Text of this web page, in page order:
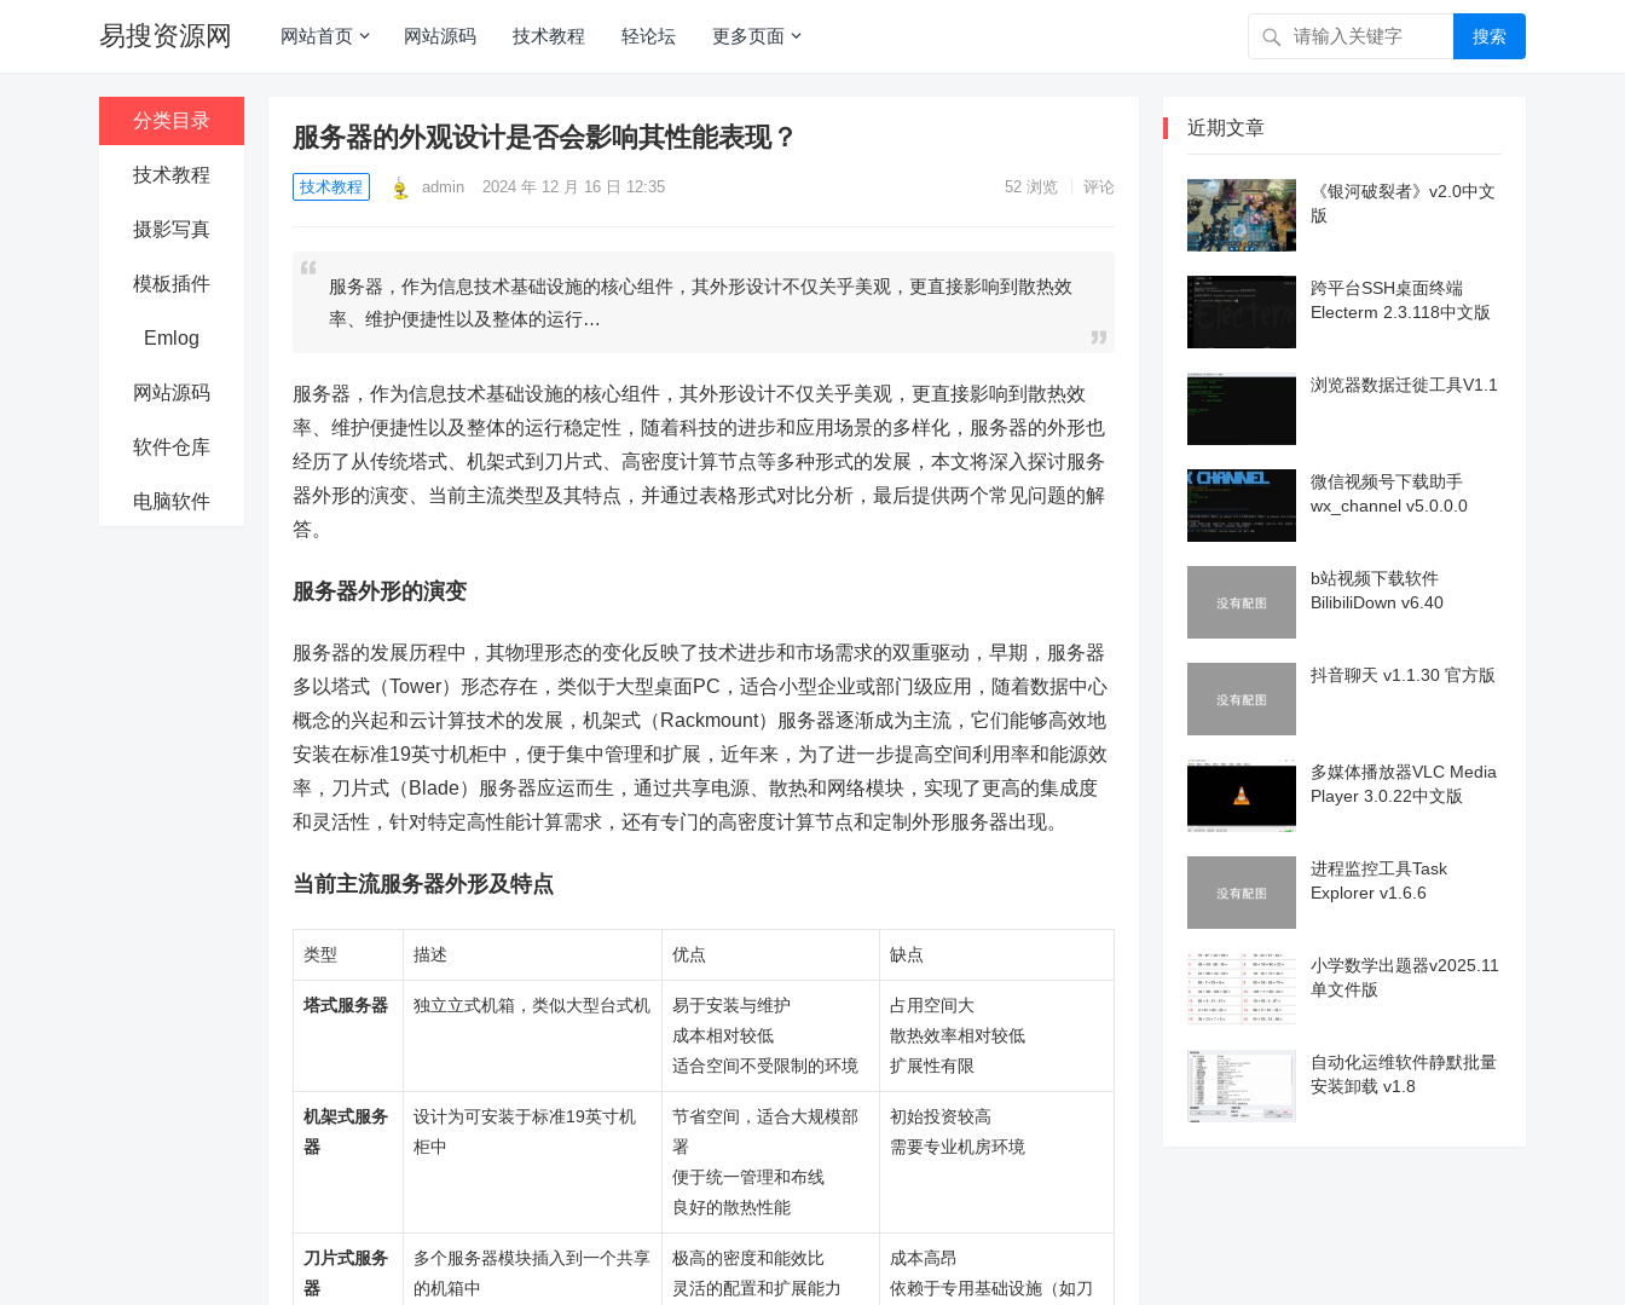
易搜资源网 网站首页 网站源码 技术教程 轻论坛 更多页面 搜索
分类目录
技术教程
摄影写真
模板插件
Emlog
网站源码
软件仓库
电脑软件
服务器的外观设计是否会影响其性能表现？
技术教程 admin 2024 年 12 月 16 日 12:35 52 浏览 评论
服务器，作为信息技术基础设施的核心组件，其外形设计不仅关乎美观，更直接影响到散热效
率、维护便捷性以及整体的运行…
服务器，作为信息技术基础设施的核心组件，其外形设计不仅关乎美观，更直接影响到散热效
率、维护便捷性以及整体的运行稳定性，随着科技的进步和应用场景的多样化，服务器的外形也
经历了从传统塔式、机架式到刀片式、高密度计算节点等多种形式的发展，本文将深入探讨服务
器外形的演变、当前主流类型及其特点，并通过表格形式对比分析，最后提供两个常见问题的解
答。
服务器外形的演变
服务器的发展历程中，其物理形态的变化反映了技术进步和市场需求的双重驱动，早期，服务器
多以塔式（Tower）形态存在，类似于大型桌面PC，适合小型企业或部门级应用，随着数据中心
概念的兴起和云计算技术的发展，机架式（Rackmount）服务器逐渐成为主流，它们能够高效地
安装在标准19英寸机柜中，便于集中管理和扩展，近年来，为了进一步提高空间利用率和能源效
率，刀片式（Blade）服务器应运而生，通过共享电源、散热和网络模块，实现了更高的集成度
和灵活性，针对特定高性能计算需求，还有专门的高密度计算节点和定制外形服务器出现。
当前主流服务器外形及特点
类型 描述 优点 缺点
塔式服务器 独立立式机箱，类似大型台式机
易于安装与维护
成本相对较低
适合空间不受限制的环境
占用空间大
散热效率相对较低
扩展性有限
机架式服务
器
设计为可安装于标准19英寸机
柜中
节省空间，适合大规模部
署
便于统一管理和布线
良好的散热性能
初始投资较高
需要专业机房环境
刀片式服务
器
多个服务器模块插入到一个共享
的机箱中
极高的密度和能效比
灵活的配置和扩展能力
成本高昂
依赖于专用基础设施（如刀
近期文章
《银河破裂者》v2.0中文
版
跨平台SSH桌面终端
Electerm 2.3.118中文版
浏览器数据迁徙工具V1.1
微信视频号下载助手
wx_channel v5.0.0.0
b站视频下载软件
BilibiliDown v6.40
抖音聊天 v1.1.30 官方版
多媒体播放器VLC Media
Player 3.0.22中文版
进程监控工具Task
Explorer v1.6.6
小学数学出题器v2025.11
单文件版
自动化运维软件静默批量
安装卸载 v1.8